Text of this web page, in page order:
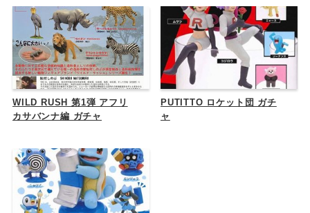
WILD RUSH 第1弾 アフリ
カサバンナ編 ガチャ
PUTITTO ロケット団 ガチ
ャ